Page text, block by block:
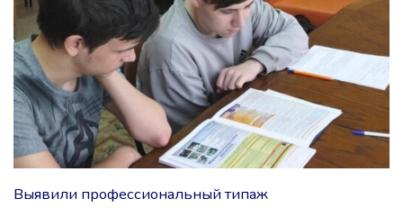
РЕСУРСА"
Выявили профессиональный типаж